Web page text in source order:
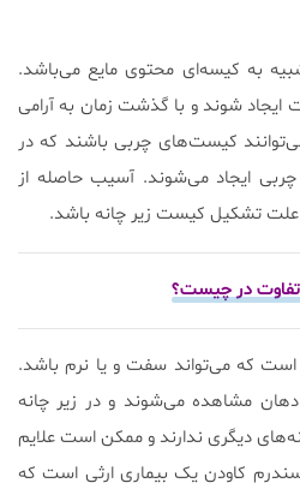
به کیسه‌ای محتوی مایع می‌باشد.
ایجاد شوند و با گذشت زمان به آرامی
کیست‌های چربی باشند که در
چربی ایجاد می‌شوند. آسیب حاصله از
علت تشکیل کیست زیر چانه باشد.
تفاوت در چیست؟
است که می‌تواند سفت و یا نرم باشد.
دهان مشاهده می‌شوند و در زیر چانه
دیگری ندارند و ممکن است علایم
کاودن یک بیماری ارثی است که